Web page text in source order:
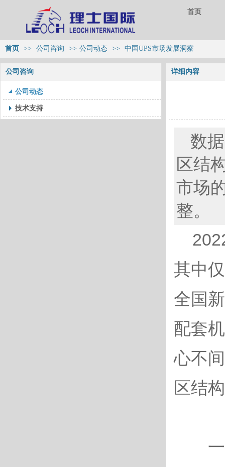
首页
首页 >> 公司咨询 >> 公司动态 >> 中国UPS市场发展洞察
公司咨询
公司动态
技术支持
详细内容
数
区结
市场
整。
其中
全国
配套
心不
区结